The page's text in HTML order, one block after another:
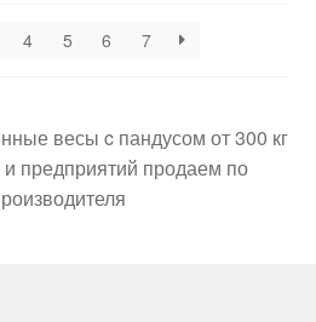
4 5 6 7
весы c пандусом от 300 кг
предприятий продаем по